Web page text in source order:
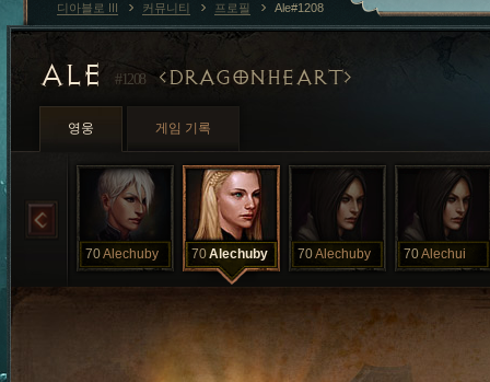
ALE #1208 DRAGONHEART
영웅 게임 기록
70Alechuby 70Alechuby 70Alechuby 70Alechui
디아블로 III 커뮤니티 프로필 Ale#1208